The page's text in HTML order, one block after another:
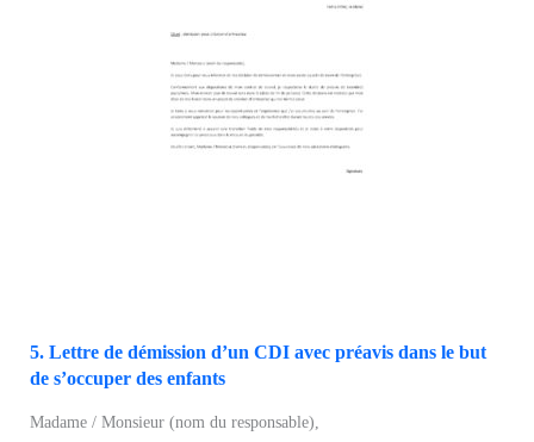
5. Lettre de démission d’un CDI avec préavis dans le but
de s’occuper des enfants
Madame / Monsieur (nom du responsable),